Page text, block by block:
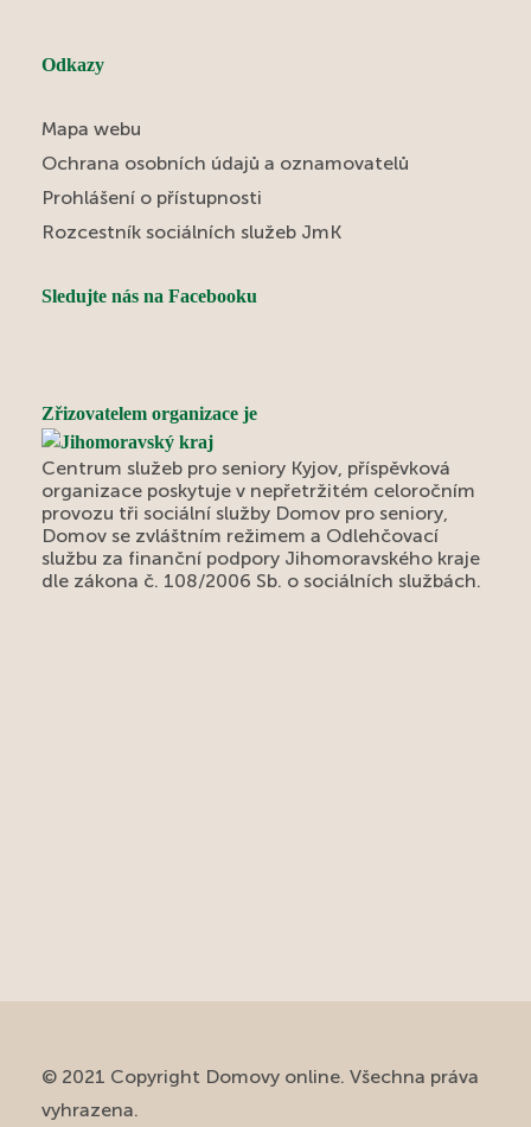
Odkazy
Mapa webu
Ochrana osobních údajů a oznamovatelů
Prohlášení o přístupnosti
Rozcestník sociálních služeb JmK
Sledujte nás na Facebooku
Zřizovatelem organizace je
Centrum služeb pro seniory Kyjov, příspěvková
organizace poskytuje v nepřetržitém celoročním
provozu tři sociální služby Domov pro seniory,
Domov se zvláštním režimem a Odlehčovací
službu za finanční podpory Jihomoravského kraje
dle zákona č. 108/2006 Sb. o sociálních službách.
© 2021 Copyright Domovy online. Všechna práva
vyhrazena.